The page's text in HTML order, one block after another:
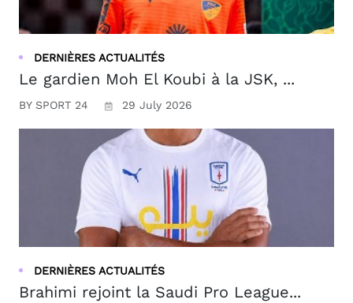
DERNIÈRES ACTUALITÉS
Le gardien Moh El Koubi à la JSK, ...
BY SPORT 24 29 July 2026
DERNIÈRES ACTUALITÉS
Brahimi rejoint la Saudi Pro League...